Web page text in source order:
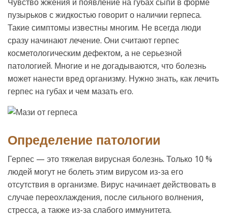
Чувство жжения и появление на губах сыпи в форме
пузырьков с жидкостью говорит о наличии герпеса.
Такие симптомы известны многим. Не всегда люди
сразу начинают лечение. Они считают герпес
косметологическим дефектом, а не серьезной
патологией. Многие и не догадываются, что болезнь
может нанести вред организму. Нужно знать, как лечить
герпес на губах и чем мазать его.
Определение патологии
Герпес — это тяжелая вирусная болезнь. Только 10 %
людей могут не болеть этим вирусом из-за его
отсутствия в организме. Вирус начинает действовать в
случае переохлаждения, после сильного волнения,
стресса, а также из-за слабого иммунитета.